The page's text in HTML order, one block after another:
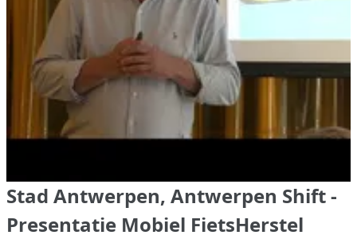
Stad Antwerpen, Antwerpen Shift -
Presentatie Mobiel FietsHerstel